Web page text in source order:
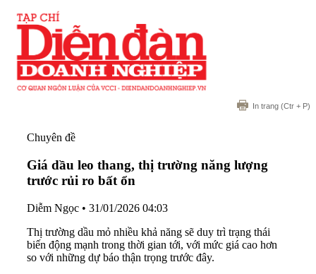
In trang (Ctr + P)
Chuyên đề
Giá dầu leo thang, thị trường năng lượng
trước rủi ro bất ổn
Diễm Ngọc • 31/01/2026 04:03
Thị trường dầu mỏ nhiều khả năng sẽ duy trì trạng thái
biến động mạnh trong thời gian tới, với mức giá cao hơn
so với những dự báo thận trọng trước đây.